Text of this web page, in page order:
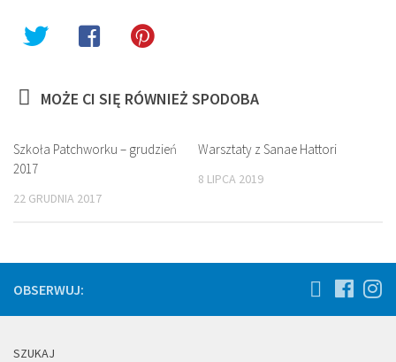
MOŻE CI SIĘ RÓWNIEŻ SPODOBA
Szkoła Patchworku – grudzień
2017
22 GRUDNIA 2017
Warsztaty z Sanae Hattori
8 LIPCA 2019
OBSERWUJ:
SZUKAJ